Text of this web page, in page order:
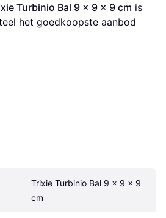
Turbinio Bal 9 x 9 x 9 cm
het goedkoopste aanbod
Trixie Turbinio Bal 9 x 9 x 9
cm